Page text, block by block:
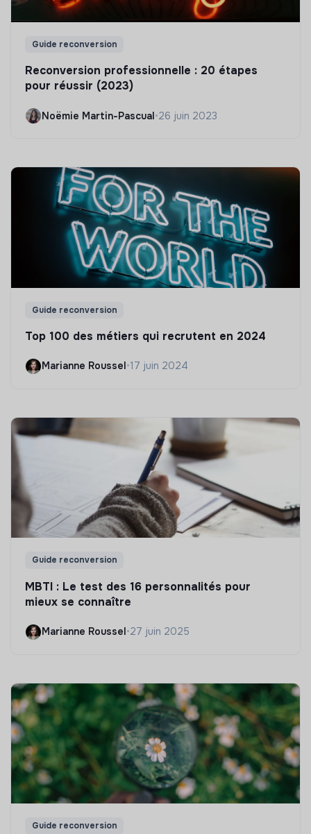
Guide reconversion
Reconversion professionnelle : 20 étapes
pour réussir (2023)
Noëmie Martin-Pascual•26 juin 2023
Guide reconversion
Top 100 des métiers qui recrutent en 2024
Marianne Roussel •17 juin 2024
Guide reconversion
MBTI : Le test des 16 personnalités pour
mieux se connaître
Marianne Roussel•27 juin 2025
Guide reconversion